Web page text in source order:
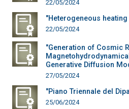
22/05/2024
"Heterogeneous
22/05/2024
"Generation of Cosmic
Generative Diffusion
27/05/2024
"Piano Triennale del
25/06/2024